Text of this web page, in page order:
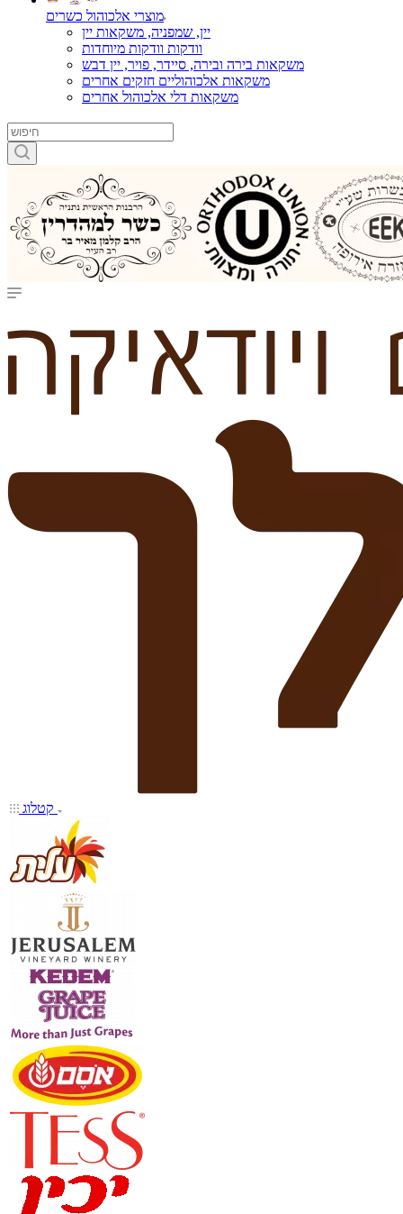
מוצרי אלכוהול כשרים
יין, שמפניה, משקאות יין
וודקות וודקות מיוחדות
משקאות בירה ובירה, סיידר, פויר, יין דבש
משקאות אלכוהוליים חזקים אחרים
משקאות דלי אלכוהול אחרים